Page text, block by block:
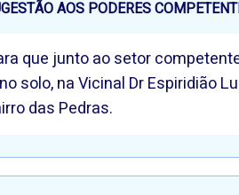
AOS PODERES
que junto ao setor
solo, na Vicinal Dr Espiridião
das Pedras.